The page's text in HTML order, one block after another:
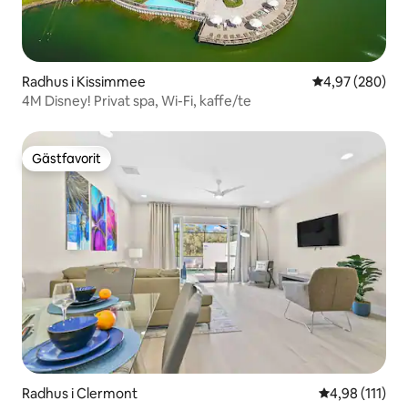
Radhus i Kissimmee 4,97 av 5 i
4,97 (280)
4M Disney! Privat spa, Wi-Fi, kaffe/te
Gästfavorit
Gästfavorit
Radhus i Clermont 4,98 av 5 i
4,98 (111)